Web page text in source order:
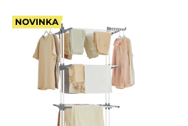
NOVINKA